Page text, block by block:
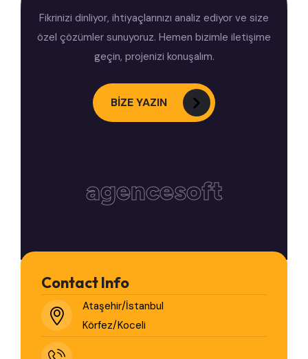
Fikrinizi dinliyor, ihtiyaçlarınızı analiz ediyor ve size
özel çözümler sunuyoruz. Hemen bizimle iletişime
geçin, projenizi konuşalım.
BİZE YAZIN
agencesoft
Contact Info
Ataşehir/İstanbul
Körfez/Koceli